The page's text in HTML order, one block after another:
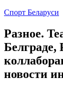
Спорт Беларуси
Разное.
Белграде,
новости